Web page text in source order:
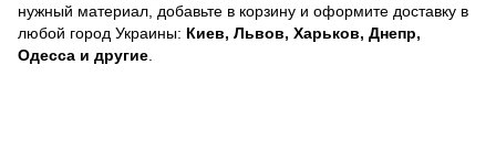
нужный материал, добавьте в корзину и оформите доставку в
любой город Украины: Киев, Львов, Харьков, Днепр,
Одесса и другие.